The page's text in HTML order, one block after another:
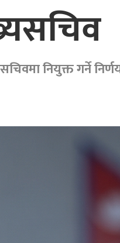
नियुक्त गर्ने